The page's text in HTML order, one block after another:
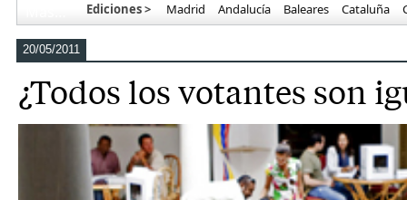
Ediciones > Madrid Andalucía Baleares Cataluña
20/05/2011
¿Todos los votantes son